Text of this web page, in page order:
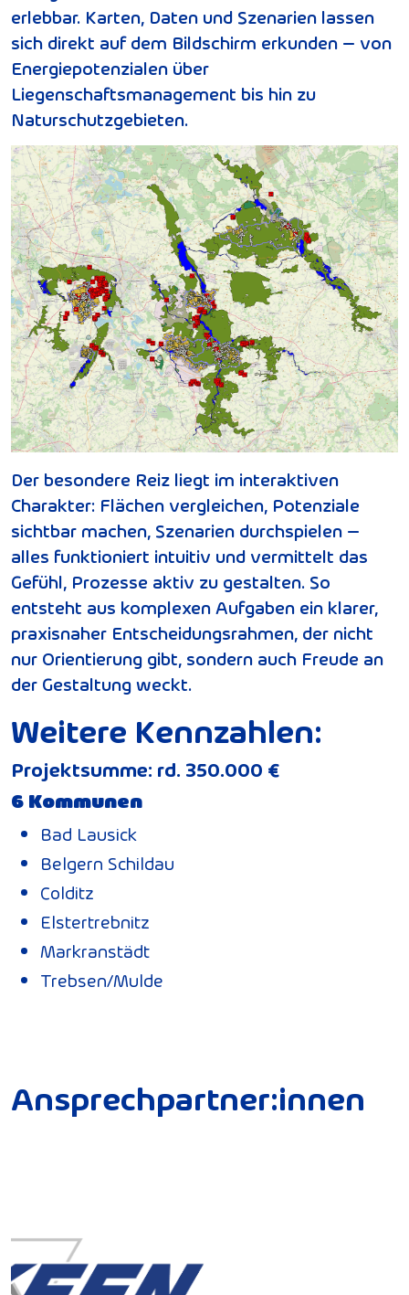
erlebbar. Karten, Daten und Szenarien lassen
sich direkt auf dem Bildschirm erkunden – von
Energiepotenzialen über
Liegenschaftsmanagement bis hin zu
Naturschutzgebieten.
Der besondere Reiz liegt im interaktiven
Charakter: Flächen vergleichen, Potenziale
sichtbar machen, Szenarien durchspielen –
alles funktioniert intuitiv und vermittelt das
Gefühl, Prozesse aktiv zu gestalten. So
entsteht aus komplexen Aufgaben ein klarer,
praxisnaher Entscheidungsrahmen, der nicht
nur Orientierung gibt, sondern auch Freude an
der Gestaltung weckt.
Weitere Kennzahlen:
Projektsumme: rd. 350.000 €
6 Kommunen
Bad Lausick
Belgern Schildau
Colditz
Elstertrebnitz
Markranstädt
Trebsen/Mulde
Ansprechpartner:innen